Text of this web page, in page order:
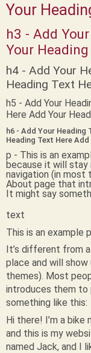
Your
h3 - Add
Your
h4 - Add Your
Heading Text
h5 - Add Your
Here Add Your
h6 - Add Your Heading
Heading Text Here
p - This is an
because it will stay
navigation (in
About page that
It might say
text
This is an example
It’s different from
place and will show
themes). Most
introduces them
something like this:
Hi there! I’m a bike
and this is my
named Jack, and I